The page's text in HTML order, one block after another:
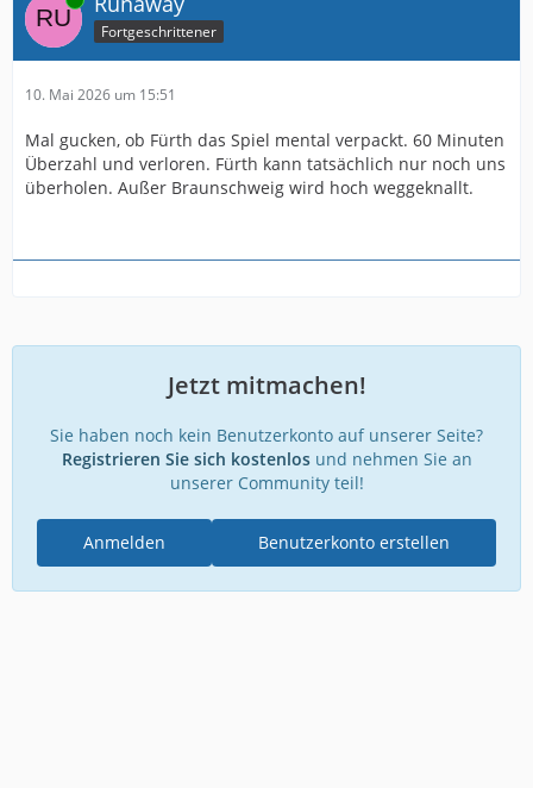
Fortgeschrittener
10. Mai 2026 um 15:51
Mal gucken, ob Fürth das Spiel mental verpackt. 60 Minuten
Überzahl und verloren. Fürth kann tatsächlich nur noch uns
überholen. Außer Braunschweig wird hoch weggeknallt.
Jetzt mitmachen!
Sie haben noch kein Benutzerkonto auf unserer Seite?
Registrieren Sie sich kostenlosund nehmen Sie an
unserer Community teil!
Benutzerkonto erstellen
Anmelden